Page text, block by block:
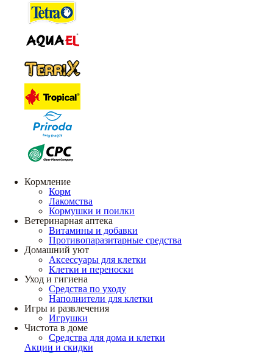
Кормление
Корм
Лакомства
Кормушки и поилки
Ветеринарная аптека
Витамины и добавки
Противопаразитарные средства
Домашний уют
Аксессуары для клетки
Клетки и переноски
Уход и гигиена
Средства по уходу
Наполнители для клетки
Игры и развлечения
Игрушки
Чистота в доме
Средства для дома и клетки
Акции и скидки